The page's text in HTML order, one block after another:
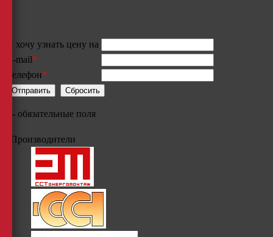
Я хочу узнать цену на
E-mail*
Телефон*
- обязательные поля
Производители